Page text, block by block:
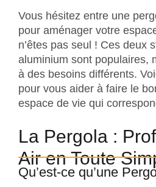
Vous hésitez entre une
pour aménager votre
n’êtes pas seul ! Ces deux
aluminium sont populaires,
à des besoins différents.
pour vous aider à faire le
espace de vie qui
La Pergola :
Air en Toute
Qu’est-ce qu’une